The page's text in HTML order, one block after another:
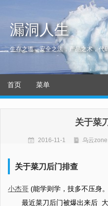
漏洞人生
生存之道，安全之法，产品之术，代
首页 菜单
关于菜
2016-11-1 乌云
关于菜刀后门排查
小杰哥 (能学则学，技多不压身
最近菜刀后门被爆出来后